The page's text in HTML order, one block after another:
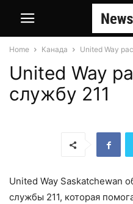
Home Канада United Way
United Way
службу 211
United Way Saskatchewan
службы 211, которая